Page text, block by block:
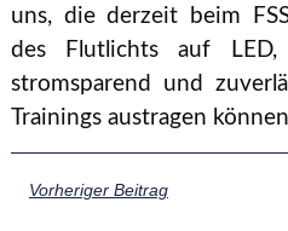
uns, die derzeit beim
des Flutlichts auf
stromsparend und
Trainings austragen
Vorheriger Beitrag